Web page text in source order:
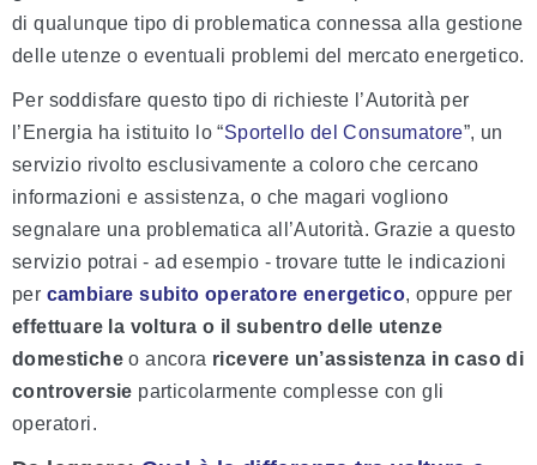
di qualunque tipo di problematica connessa alla gestione
delle utenze o eventuali problemi del mercato energetico.
Per soddisfare questo tipo di richieste l’Autorità per
l’Energia ha istituito lo “Sportello del Consumatore”, un
servizio rivolto esclusivamente a coloro che cercano
informazioni e assistenza, o che magari vogliono
segnalare una problematica all’Autorità. Grazie a questo
servizio potrai - ad esempio - trovare tutte le indicazioni
per cambiare subito operatore energetico, oppure per
effettuare la voltura o il subentro delle utenze
domesticheo ancora ricevere un’assistenza in caso di
controversie particolarmente complesse con gli
operatori.